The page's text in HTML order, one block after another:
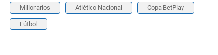
Millonarios Atlético Nacional Copa BetPlay
Fútbol